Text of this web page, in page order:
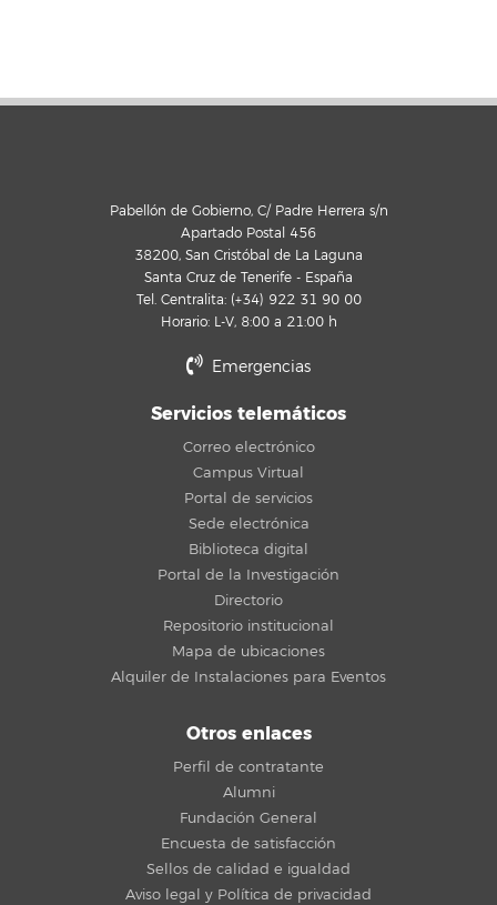
Pabellón de Gobierno, C/ Padre Herrera s/n
Apartado Postal 456
38200, San Cristóbal de La Laguna
Santa Cruz de Tenerife - España
Tel. Centralita: (+34) 922 31 90 00
Horario: L-V, 8:00 a 21:00 h
Emergencias
Servicios telemáticos
Correo electrónico
Campus Virtual
Portal de servicios
Sede electrónica
Biblioteca digital
Portal de la Investigación
Directorio
Repositorio institucional
Mapa de ubicaciones
Alquiler de Instalaciones para Eventos
Otros enlaces
Perfil de contratante
Alumni
Fundación General
Encuesta de satisfacción
Sellos de calidad e igualdad
Aviso legal y Política de privacidad